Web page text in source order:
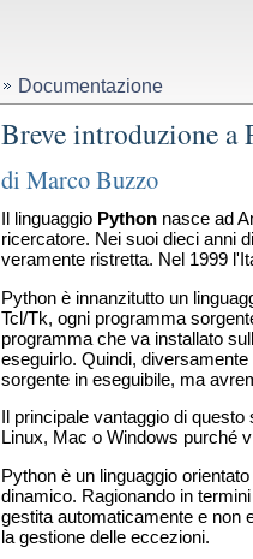
Documentazione
Breve introduzione a
di Marco Buzzo
Il linguaggio Pythonnasce ad
ricercatore. Nei suoi dieci anni
veramente ristretta. Nel 1999
Python è innanzitutto un
Tcl/Tk, ogni programma
programma che va installato
eseguirlo. Quindi,
sorgente in eseguibile, ma
Il principale vantaggio di
Linux, Mac o Windows purché
Python è un linguaggio
dinamico. Ragionando in
gestita automaticamente e non
la gestione delle eccezioni.